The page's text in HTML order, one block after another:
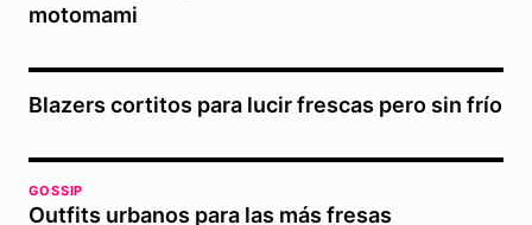
motomami
Blazers cortitos para lucir frescas pero sin frío
GOSSIP
Outfits urbanos para las más fresas